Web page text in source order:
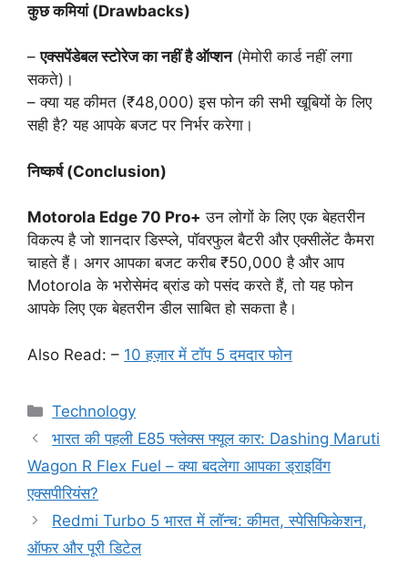
कुछ कमियां (Drawbacks)
–एक्सपेंडेबल स्टोरेज का नहीं है ऑप्शन(मेमोरी कार्ड नहीं लगा
सकते)।
– क्या यह कीमत (₹48,000) इस फोन की सभी खूबियों के लिए
सही है? यह आपके बजट पर निर्भर करेगा।
निष्कर्ष (Conclusion)
Motorola Edge 70 Pro+ उन लोगों के लिए एक बेहतरीन
विकल्प है जो शानदार डिस्प्ले, पॉवरफुल बैटरी और एक्सीलेंट कैमरा
चाहते हैं। अगर आपका बजट करीब ₹50,000 है और आप
Motorola के भरोसेमंद ब्रांड को पसंद करते हैं, तो यह फोन
आपके लिए एक बेहतरीन डील साबित हो सकता है।
Also Read: – 10 हज़ार में टॉप 5 दमदार फोन
Categories
Technology
भारत की पहली E85 फ्लेक्स फ्यूल कार: Dashing Maruti
Wagon R Flex Fuel – क्या बदलेगा आपका ड्राइविंग
एक्सपीरियंस?
Redmi Turbo 5 भारत में लॉन्च: कीमत, स्पेसिफिकेशन,
ऑफर और पूरी डिटेल